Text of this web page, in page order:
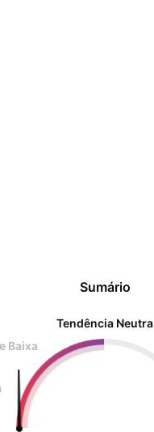
Sumário
Tendência Neutra
Baixa